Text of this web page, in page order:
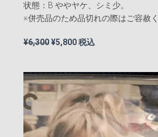
状態：B ややヤケ、シミ少。
※併売品のため品切れの際はご容赦く
¥6,300元
格
は
¥6,300
で
し
¥5,800現
価
格
は
¥5,800
で
税込